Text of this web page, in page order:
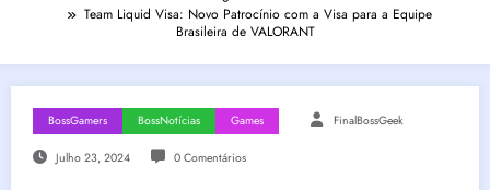
Team Liquid Visa: Novo Patrocínio com a Visa para a Equipe
Brasileira de VALORANT
BossGamers BossNotícias Games FinalBossGeek
Julho 23, 2024 0 Comentários